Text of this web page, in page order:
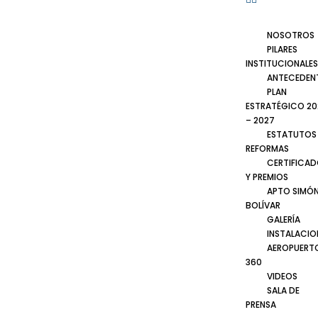
NOSOTROS
PILARES
INSTITUCIONALES
PLAN
ESTRATÉGICO
– 2027
ESTATUTOS
REFORMAS
Y PREMIOS
APTO
BOLÍVAR
GALERÍA
360
VIDEOS
SALA DE
PRENSA